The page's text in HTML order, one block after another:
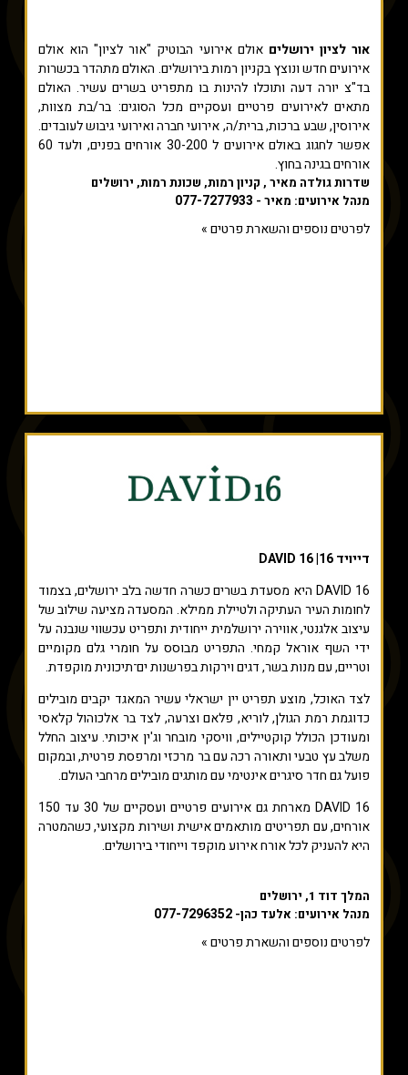
אור לציון ירושלים אולם אירועי הבוטיק "אור לציון" הוא אולם
אירועים חדש ונוצץ בקניון רמות בירושלים. האולם מתהדר בכשרות
בד"צ יורה דעה ותוכלו להינות בו מתפריט בשרים עשיר. האולם
מתאים לאירועים פרטיים ועסקיים מכל הסוגים: בר/בת מצוות,
אירוסין, שבע ברכות, ברית/ה, אירועי חברה ואירועי גיבוש לעובדים.
אפשר לחגוג באולם אירועים ל 30-200 אורחים בפנים, ולעד 60
אורחים בגינה בחוץ.
שדרות גולדה מאיר , קניון רמות, שכונת רמות, ירושלים
מנהל אירועים: מאיר - 077-7277933
לפרטים נוספים והשארת פרטים »
דייויד 16| DAVID 16
DAVID 16 היא מסעדת בשרים כשרה חדשה בלב ירושלים, בצמוד
לחומות העיר העתיקה ולטיילת ממילא. המסעדה מציעה שילוב של
עיצוב אלגנטי, אווירה ירושלמית ייחודית ותפריט עכשווי שנבנה על
ידי השף אוראל קמחי. התפריט מבוסס על חומרי גלם מקומיים
וטריים, עם מנות בשר, דגים וירקות בפרשנות ים־תיכונית מוקפדת.
לצד האוכל, מוצע תפריט יין ישראלי עשיר המאגד יקבים מובילים
כדוגמת רמת הגולן, לוריא, פלאם וצרעה, לצד בר אלכוהול קלאסי
ומעודכן הכולל קוקטיילים, וויסקי מובחר וג'ין איכותי. עיצוב החלל
משלב עץ טבעי ותאורה רכה עם בר מרכזי ומרפסת פרטית, ובמקום
פועל גם חדר סיגרים אינטימי עם מותגים מובילים מרחבי העולם.
DAVID 16 מארחת גם אירועים פרטיים ועסקיים של 30 עד 150
אורחים, עם תפריטים מותאמים אישית ושירות מקצועי, כשהמטרה
היא להעניק לכל אורח אירוע מוקפד וייחודי בירושלים.
המלך דוד 1, ירושלים
מנהל אירועים: אלעד כהן- 077-7296352
לפרטים נוספים והשארת פרטים »